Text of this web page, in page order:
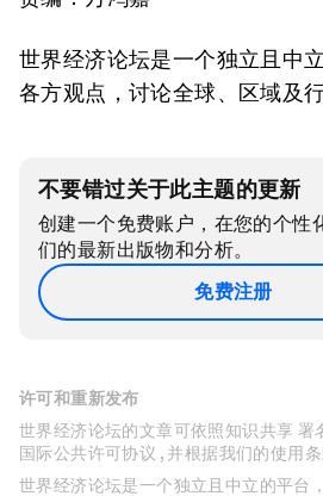
世界经济论坛是一个独立且中
各方观点，讨论全球、区域及
不要错过关于此主题的更新
创建一个免费账户，在您的个性
们的最新出版物和分析。
免费注册
许可和重新发布
世界经济论坛的文章可依照知识共享
国际公共许可协议 , 并根据我们的使用条
世界经济论坛是一个独立且中立的平台